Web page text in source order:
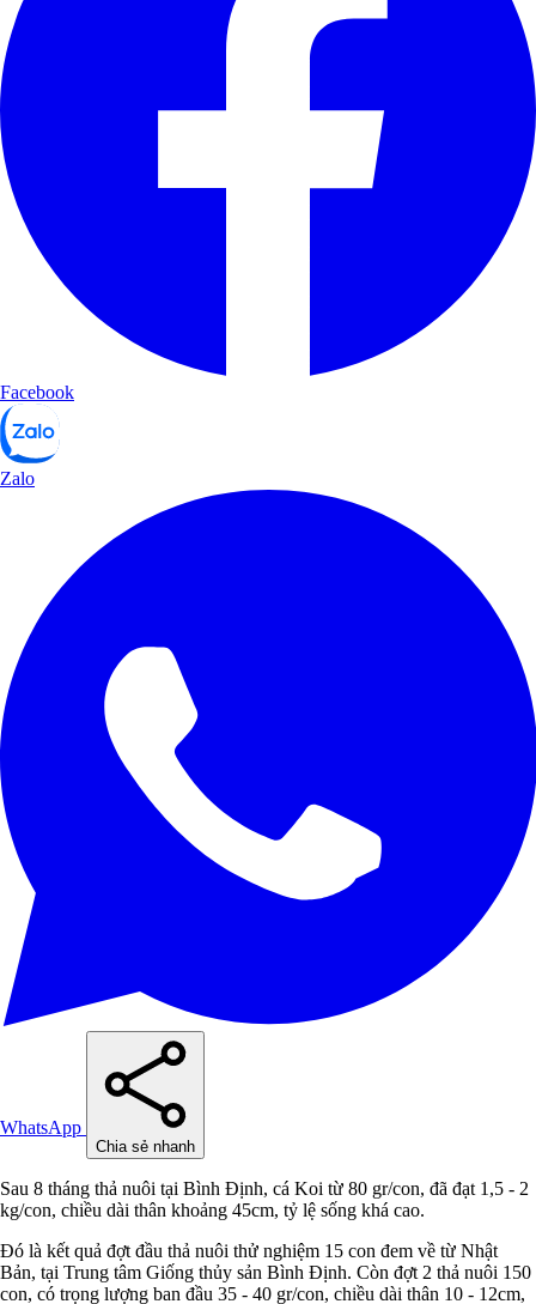
Facebook
Zalo
WhatsApp
Chia sẻ nhanh
Sau 8 tháng thả nuôi tại Bình Định, cá Koi từ 80 gr/con, đã đạt 1,5 - 2
kg/con, chiều dài thân khoảng 45cm, tỷ lệ sống khá cao.
Đó là kết quả đợt đầu thả nuôi thử nghiệm 15 con đem về từ Nhật
Bản, tại Trung tâm Giống thủy sản Bình Định. Còn đợt 2 thả nuôi 150
con, có trọng lượng ban đầu 35 - 40 gr/con, chiều dài thân 10 - 12cm,